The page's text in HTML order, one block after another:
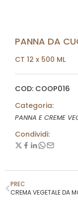
PANNA DA
CT 12 x 500 ML
COD: COOP016
Categoria:
PANNA E CREME
Condividi:
PREC